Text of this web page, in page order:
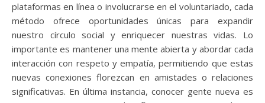
plataformas en línea o involucrarse en el voluntariado, cada
método ofrece oportunidades únicas para expandir
nuestro círculo social y enriquecer nuestras vidas. Lo
importante es mantener una mente abierta y abordar cada
interacción con respeto y empatía, permitiendo que estas
nuevas conexiones florezcan en amistades o relaciones
significativas. En última instancia, conocer gente nueva es